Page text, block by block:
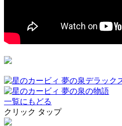
一覧にもどる
クリック タップ